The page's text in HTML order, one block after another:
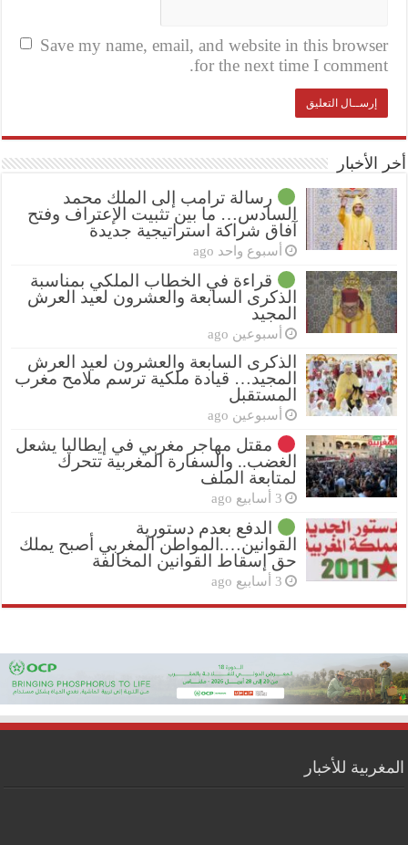
Save my name, email, and website in this browser
for the next time I comment.
أخر الأخبار
رسالة ترامب إلى الملك محمد
السادس… ما بين تثبيت الإعتراف وفتح
آفاق شراكة استراتيجية جديدة
أسبوع واحد ago
قراءة في الخطاب الملكي بمناسبة
الذكرى السابعة والعشرون لعيد العرش
المجيد
أسبوعين ago
الذكرى السابعة والعشرون لعيد العرش
المجيد… قيادة ملكية ترسم ملامح مغرب
المستقبل
أسبوعين ago
مقتل مهاجر مغربي في إيطاليا يشعل
الغضب.. والسفارة المغربية تتحرك
لمتابعة الملف
3 أسابيع ago
الدفع بعدم دستورية
القوانين….المواطن المغربي أصبح يملك
حق إسقاط القوانين المخالفة
3 أسابيع ago
المغربية للأخبار